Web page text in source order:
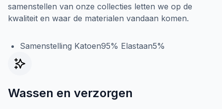
samenstellen van onze collecties letten we op de
kwaliteit en waar de materialen vandaan komen.
Samenstelling Katoen95% Elastaan5%
Wassen en verzorgen